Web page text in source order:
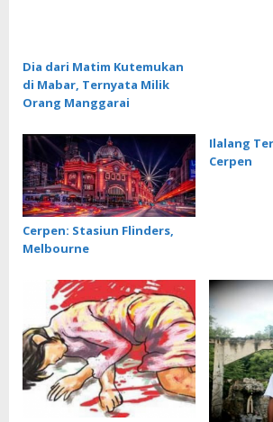
Dia dari Matim Kutemukan
di Mabar, Ternyata Milik
Orang Manggarai
Cerpen: Stasiun Flinders,
Melbourne
Ilalang
Cerpen